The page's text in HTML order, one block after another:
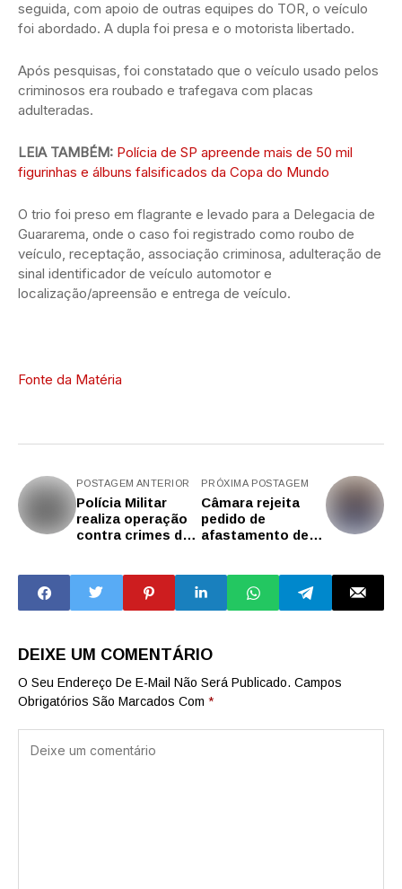
seguida, com apoio de outras equipes do TOR, o veículo
foi abordado. A dupla foi presa e o motorista libertado.
Após pesquisas, foi constatado que o veículo usado pelos
criminosos era roubado e trafegava com placas
adulteradas.
LEIA TAMBÉM: Polícia de SP apreende mais de 50 mil
figurinhas e álbuns falsificados da Copa do Mundo
O trio foi preso em flagrante e levado para a Delegacia de
Guararema, onde o caso foi registrado como roubo de
veículo, receptação, associação criminosa, adulteração de
sinal identificador de veículo automotor e
localização/apreensão e entrega de veículo.
Fonte da Matéria
POSTAGEM ANTERIOR
Polícia Militar
realiza operação
contra crimes de
Ouro e Aeroporto
PRÓXIMA POSTAGEM
Câmara rejeita
pedido de
afastamento de
cassado; aliado,
Matheus Gianello
vota contra a vice
DEIXE UM COMENTÁRIO
O Seu Endereço De E-Mail Não Será Publicado. Campos
Obrigatórios São Marcados Com *